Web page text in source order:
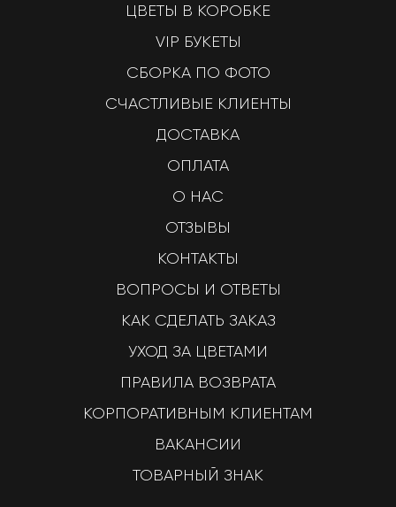
ЦВЕТЫ В КОРОБКЕ
VIP БУКЕТЫ
СБОРКА ПО ФОТО
СЧАСТЛИВЫЕ КЛИЕНТЫ
ДОСТАВКА
ОПЛАТА
О НАС
ОТЗЫВЫ
КОНТАКТЫ
ВОПРОСЫ И ОТВЕТЫ
КАК СДЕЛАТЬ ЗАКАЗ
УХОД ЗА ЦВЕТАМИ
ПРАВИЛА ВОЗВРАТА
КОРПОРАТИВНЫМ КЛИЕНТАМ
ВАКАНСИИ
ТОВАРНЫЙ ЗНАК